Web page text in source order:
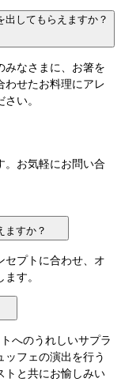
してもらえますか？
みなさまに、お箸を
わせたお料理にアレ
い。
。お気軽にお問い合
ますか？
セプトに合わせ、オ
す。
へのうれしいサプラ
フェの演出を行う
トと共にお愉しみい